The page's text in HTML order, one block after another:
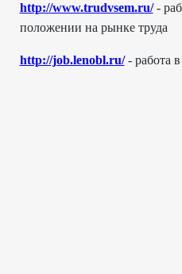
http://www.trudvsem.ru/ -
положении на рынке труда
http://job.lenobl.ru/- работа